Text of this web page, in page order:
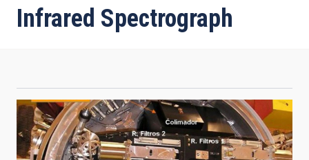
a
Infrared Spectrograph